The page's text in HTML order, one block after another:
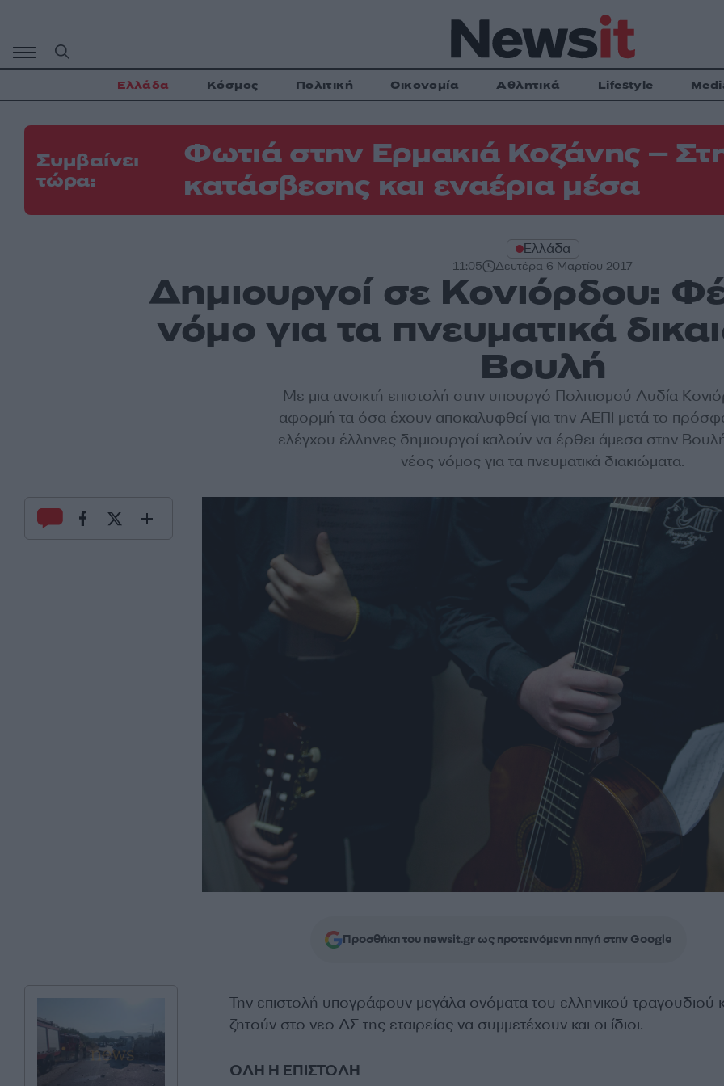
περιεχόμενο
Ελλάδα Κόσμος Πολιτική Οικονομία Αθλητικά Lifestyle
Συμβαίνει
τώρα:
Φωτιά στην Ερμακιά Κοζάνης –
κατάσβεσης και εναέρια μέσα
Ελλάδα
11:05 Δευτέρα 6 Μαρτίου 2017
Δημιουργοί σε Κονιόρδου:
νόμο για τα πνευματικά
Βουλή
Με μια ανοικτή επιστολή στην υπουργό Πολιτισμού Λυδία
αφορμή τα όσα έχουν αποκαλυφθεί για την ΑΕΠΙ μετά το
ελέγχου έλληνες δημιουργοί καλούν να έρθει άμεσα στην
νέος νόμος για τα πνευματικά διακιώματα.
Προσθήκη του newsit.gr ως προτεινόμενη πηγή στην Google
Την επιστολή υπογράφουν μεγάλα ονόματα του ελληνικού τραγουδιού
ζητούν στο νεο ΔΣ της εταιρείας να συμμετέχουν και οι ίδιοι.
ΟΛΗ Η ΕΠΙΣΤΟΛΗ